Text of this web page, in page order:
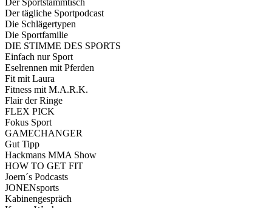
Der Sportstammtisch
Der tägliche Sportpodcast
Die Schlägertypen
Die Sportfamilie
DIE STIMME DES SPORTS
Einfach nur Sport
Eselrennen mit Pferden
Fit mit Laura
Fitness mit M.A.R.K.
Flair der Ringe
FLEX PICK
Fokus Sport
GAMECHANGER
Gut Tipp
Hackmans MMA Show
HOW TO GET FIT
Joern´s Podcasts
JONENsports
Kabinengespräch